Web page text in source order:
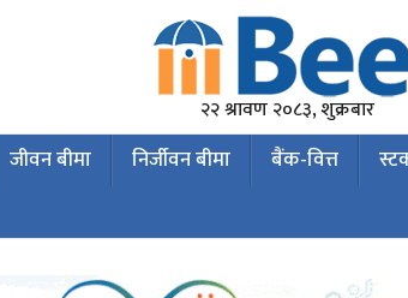
२२ श्रावण २०८३, शुक्रबार
जीवन बीमा निर्जीवन बीमा बैंक-वित्त